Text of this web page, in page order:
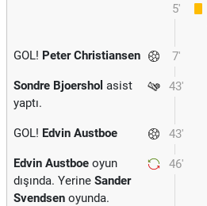
5'
7'
GOL! Peter Christiansen
43'
Sondre Bjoershol asist
yaptı.
43'
GOL! Edvin Austboe
46'
Edvin Austboe oyun
dışında. Yerine Sander
Svendsen oyunda.